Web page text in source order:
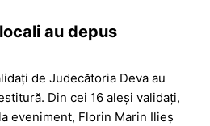
au depus
de Judecătoria Deva au
Din cei 16 aleși validați,
eveniment, Florin Marin Ilieș